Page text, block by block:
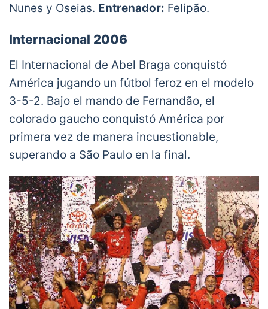
Nunes y Oseias. Entrenador: Felipão.
Internacional 2006
El Internacional de Abel Braga conquistó
América jugando un fútbol feroz en el modelo
3-5-2. Bajo el mando de Fernandão, el
colorado gaucho conquistó América por
primera vez de manera incuestionable,
superando a São Paulo en la final.